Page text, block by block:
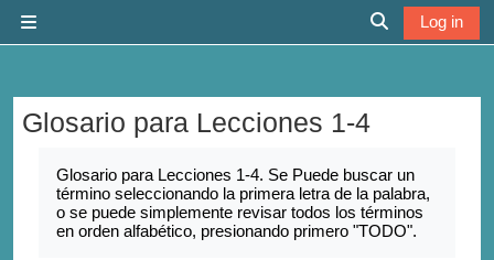
Toggle search
Log in
Glosario para Lecciones 1-4
Glosario para Lecciones 1-4. Se Puede buscar un
término seleccionando la primera letra de la palabra,
o se puede simplemente revisar todos los términos
en orden alfabético, presionando primero "TODO".